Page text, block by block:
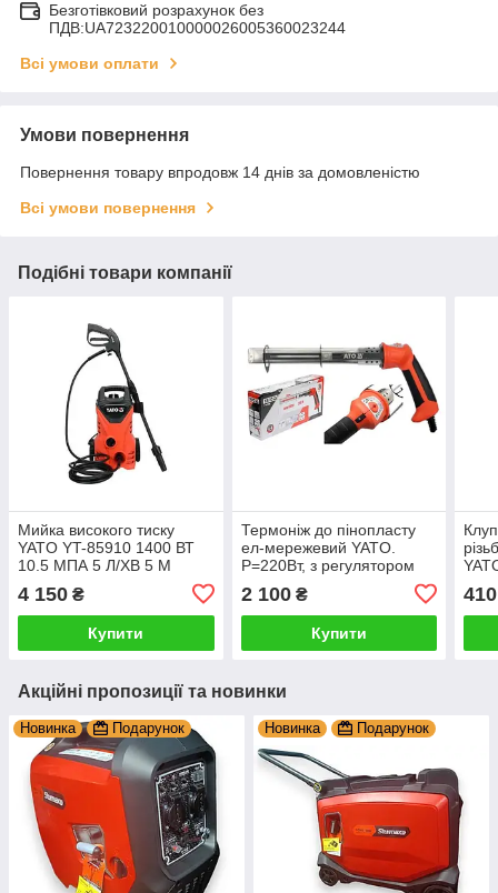
Безготівковий розрахунок без
ПДВ:UA723220010000026005360023244
Всі умови оплати
Умови повернення
Повернення товару впродовж 14 днів за домовленістю
Всі умови повернення
Подібні товари компанії
Мийка високого тиску
YATO YT-85910 1400 ВТ
10.5 МПА 5 Л/ХВ 5 М
4 150 ₴
Купити
Термоніж до пінопласту
ел-мережевий YATO.
P=220Вт, з регулятором
l=220 мм
2 100₴
Купити
410
Акційні пропозиції та новинки
Новинка Подарунок Новинка Подарунок